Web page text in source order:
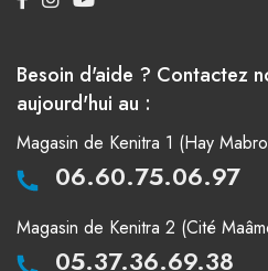
Besoin d'aide ? Contactez
aujourd'hui au :
Magasin de Kenitra 1 (Hay
06.60.75.06.97
Magasin de Kenitra 2 (Cité
05.37.36.69.38